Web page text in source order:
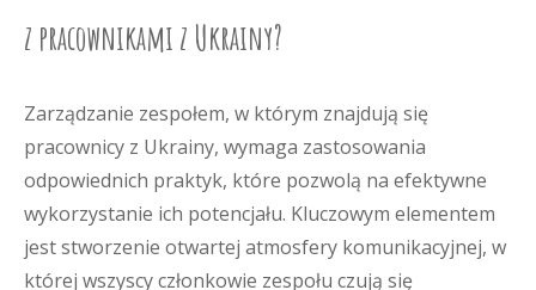
z pracownikami z Ukrainy?
Zarządzanie zespołem, w którym znajdują się
pracownicy z Ukrainy, wymaga zastosowania
odpowiednich praktyk, które pozwolą na efektywne
wykorzystanie ich potencjału. Kluczowym elementem
jest stworzenie otwartej atmosfery komunikacyjnej, w
której wszyscy członkowie zespołu czują się